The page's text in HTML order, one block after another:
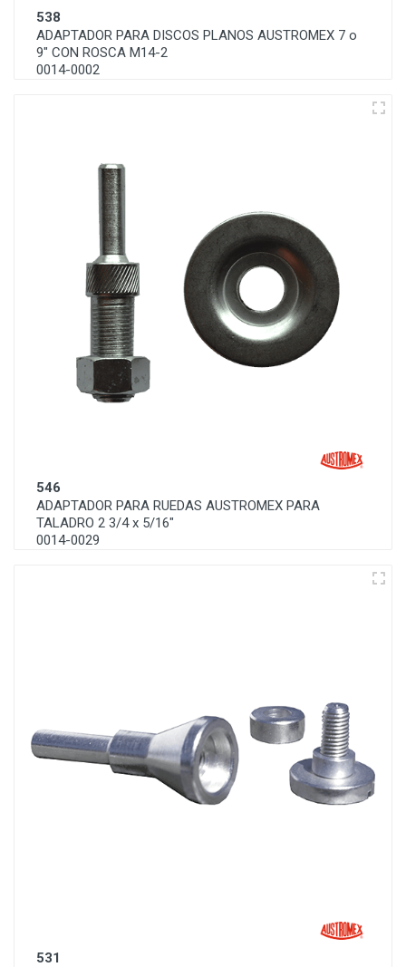
538
ADAPTADOR PARA DISCOS PLANOS AUSTROMEX 7 o
9" CON ROSCA M14-2
0014-0002
546
ADAPTADOR PARA RUEDAS AUSTROMEX PARA
TALADRO 2 3/4 x 5/16"
0014-0029
531